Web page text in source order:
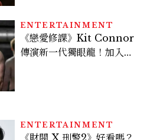
ENTERTAINMENT
《戀愛修課》Kit Connor
傳演新一代獨眼龍！加入新
ENTERTAINMENT